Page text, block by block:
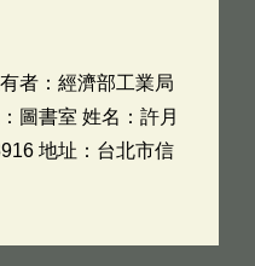
者：經濟部工業局
圖書室 姓名：許月
地址：台北市信